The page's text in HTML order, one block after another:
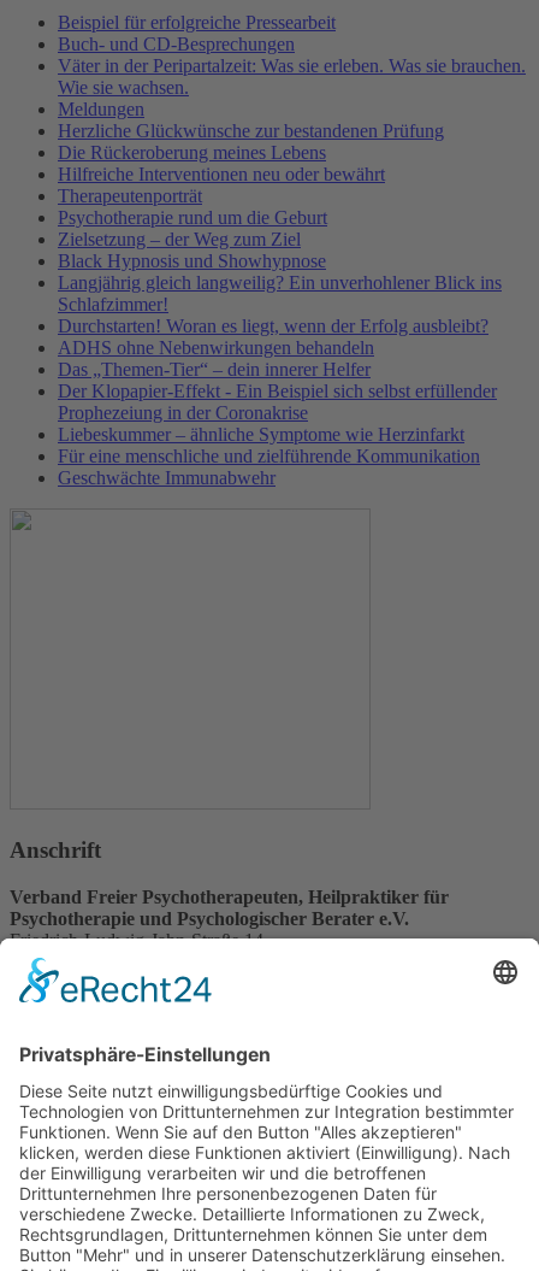
Beispiel für erfolgreiche Pressearbeit
Buch- und CD-Besprechungen
Väter in der Peripartalzeit: Was sie erleben. Was sie brauchen.
Wie sie wachsen.
Meldungen
Herzliche Glückwünsche zur bestandenen Prüfung
Die Rückeroberung meines Lebens
Hilfreiche Interventionen neu oder bewährt
Therapeutenporträt
Psychotherapie rund um die Geburt
Zielsetzung – der Weg zum Ziel
Black Hypnosis und Showhypnose
Langjährig gleich langweilig? Ein unverhohlener Blick ins
Schlafzimmer!
Durchstarten! Woran es liegt, wenn der Erfolg ausbleibt?
ADHS ohne Nebenwirkungen behandeln
Das „Themen-Tier“ – dein innerer Helfer
Der Klopapier-Effekt - Ein Beispiel sich selbst erfüllender
Prophezeiung in der Coronakrise
Liebeskummer – ähnliche Symptome wie Herzinfarkt
Für eine menschliche und zielführende Kommunikation
Geschwächte Immunabwehr
Anschrift
Verband Freier Psychotherapeuten, Heilpraktiker für
Psychotherapie und Psychologischer Berater e.V.
Friedrich-Ludwig-Jahn-Straße 14
31582 Nienburg/Weser
Service-Team
05021-8650320
Diese E-Mail-Adresse ist vor Spambots geschützt! Zur Anzeige
muss JavaScript eingeschaltet sein.
Wir sind Mitglied